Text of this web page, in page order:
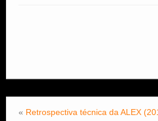
« Retrospectiva técnica da ALEX